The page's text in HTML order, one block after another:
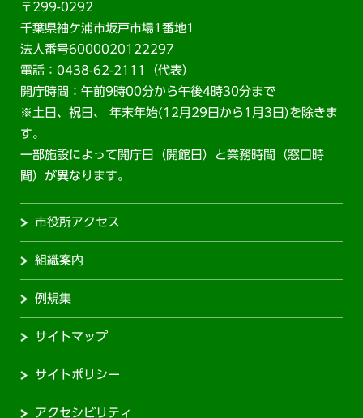
〒299-0292
千葉県袖ケ浦市坂戸市場1番地1
法人番号6000020122297
電話：0438-62-2111（代表）
開庁時間：午前9時00分から午後4時30分まで
※土日、祝日、 年末年始(12月29日から1月3日)を除きま
す。
一部施設によって開庁日（開館日）と業務時間（窓口時
間）が異なります。
市役所アクセス
組織案内
例規集
サイトマップ
サイトポリシー
アクセシビリティ